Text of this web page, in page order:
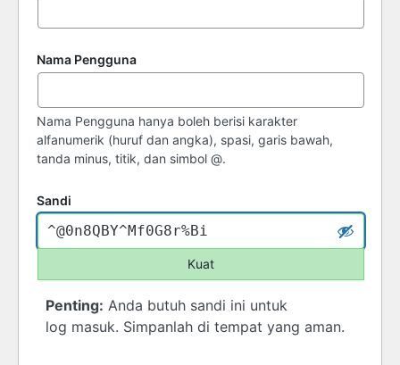
Nama Pengguna
Nama Pengguna hanya boleh berisi karakter
alfanumerik (huruf dan angka), spasi, garis bawah,
tanda minus, titik, dan simbol @.
Sandi
Kuat
Penting: Anda butuh sandi ini untuk
log masuk. Simpanlah di tempat yang aman.